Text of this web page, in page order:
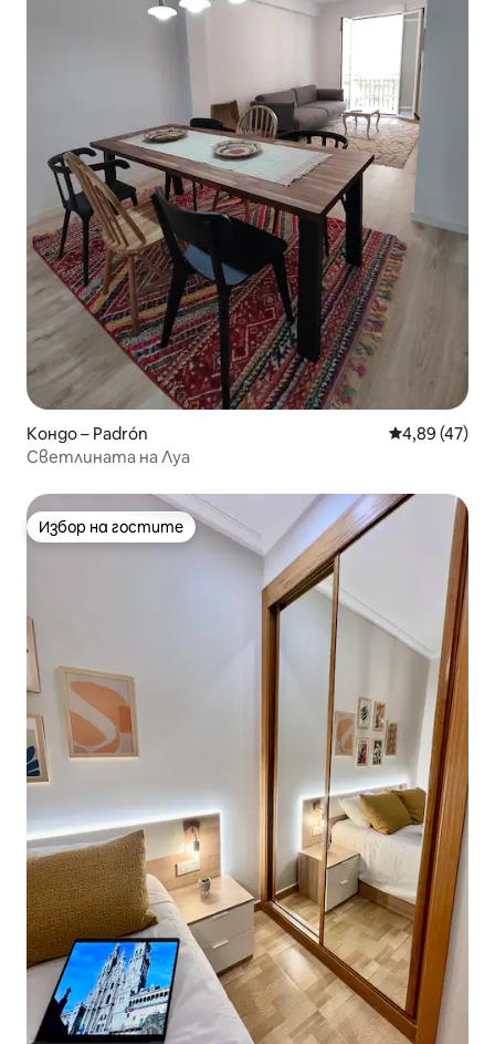
Кондо – Padrón Средна
4,89 (47)
Светлината на Луа
Избор на гостите
Избор на гостите